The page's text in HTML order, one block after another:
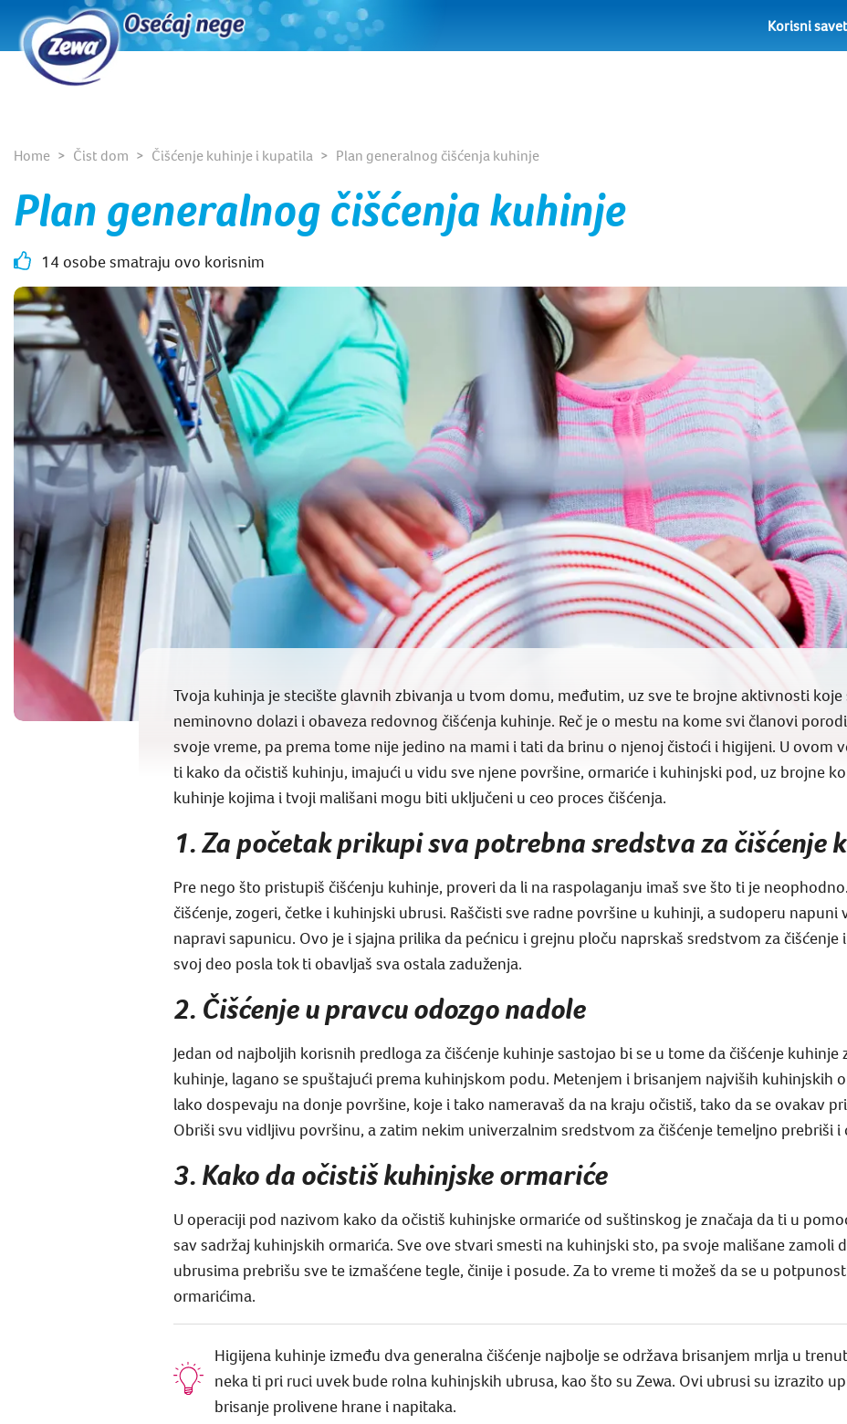
Korisni
Home Čist dom Čišćenje kuhinje i kupatila Plan generalnog čišćenja kuhinje
Plan generalnog čišćenja kuhinje
14 osobe smatraju ovo korisnim
Tvoja kuhinja je stecište glavnih zbivanja u tvom domu, međutim, uz sve te brojne aktivnosti
neminovno dolazi i obaveza redovnog čišćenja kuhinje. Reč je o mestu na kome svi članovi
svoje vreme, pa prema tome nije jedino na mami i tati da brinu o njenoj čistoći i higijeni. U ovom
ti kako da očistiš kuhinju, imajući u vidu sve njene površine, ormariće i kuhinjski pod, uz brojne
kuhinje kojima i tvoji mališani mogu biti uključeni u ceo proces čišćenja.
1. Za početak prikupi sva potrebna sredstva za čišćenje
Pre nego što pristupiš čišćenju kuhinje, proveri da li na raspolaganju imaš sve što ti je
čišćenje, zogeri, četke i kuhinjski ubrusi. Raščisti sve radne površine u kuhinji, a sudoperu
napravi sapunicu. Ovo je i sjajna prilika da pećnicu i grejnu ploču naprskaš sredstvom za
svoj deo posla tok ti obavljaš sva ostala zaduženja.
2. Čišćenje u pravcu odozgo nadole
Jedan od najboljih korisnih predloga za čišćenje kuhinje sastojao bi se u tome da čišćenje kuhinje
kuhinje, lagano se spuštajući prema kuhinjskom podu. Metenjem i brisanjem najviših kuhinjskih
lako dospevaju na donje površine, koje i tako nameravaš da na kraju očistiš, tako da se ovakav
Obriši svu vidljivu površinu, a zatim nekim univerzalnim sredstvom za čišćenje temeljno prebriši
3. Kako da očistiš kuhinjske ormariće
U operaciji pod nazivom kako da očistiš kuhinjske ormariće od suštinskog je značaja da ti u
sav sadržaj kuhinjskih ormarića. Sve ove stvari smesti na kuhinjski sto, pa svoje mališane zamoli
ubrusima prebrišu sve te izmašćene tegle, činije i posude. Za to vreme ti možeš da se u
ormarićima.
Higijena kuhinje između dva generalna čišćenje najbolje se održava brisanjem mrlja u
neka ti pri ruci uvek bude rolna kuhinjskih ubrusa, kao što su Zewa. Ovi ubrusi su izrazito
brisanje prolivene hrane i napitaka.